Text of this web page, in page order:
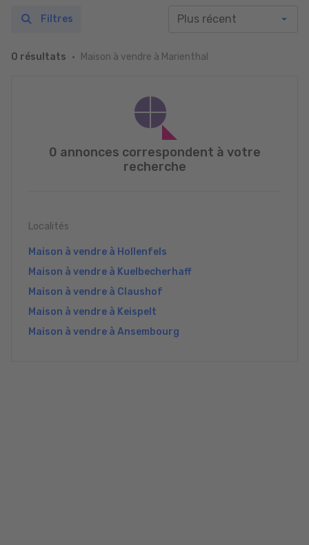
0 résultats Maison à vendre à Marienthal
Filtres
0 annonces correspondent à votre
recherche
Localités
Maison à vendre à Hollenfels
Maison à vendre à Kuelbecherhaff
Maison à vendre à Claushof
Maison à vendre à Keispelt
Maison à vendre à Ansembourg